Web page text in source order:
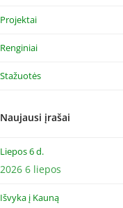
Projektai
Renginiai
Stažuotės
Naujausi įrašai
Liepos 6 d.
2026 6 liepos
Išvyka į Kauną